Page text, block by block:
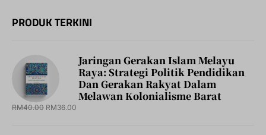
PRODUK TERKINI
Jaringan Gerakan Islam Melayu
Raya: Strategi Politik Pendidikan
Dan Gerakan Rakyat Dalam
Melawan Kolonialisme Barat
RM40.00 RM36.00